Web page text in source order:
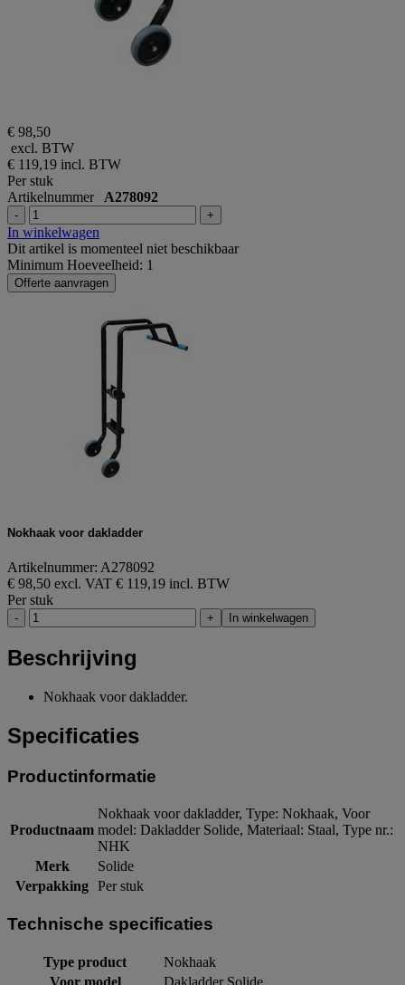
€ 98,50
excl. BTW
€ 119,19 incl. BTW
Per stuk
Artikelnummer A278092
- +
In winkelwagen
Dit artikel is momenteel niet beschikbaar
Minimum Hoeveelheid: 1
Offerte aanvragen
Nokhaak voor dakladder
Artikelnummer: A278092
€ 98,50 excl. VAT € 119,19 incl. BTW
Per stuk
- + In winkelwagen
Beschrijving
Nokhaak voor dakladder.
Specificaties
Productinformatie
Productnaam
Nokhaak voor dakladder, Type: Nokhaak, Voor
model: Dakladder Solide, Materiaal: Staal, Type nr.:
NHK
Merk
Solide
Verpakking Per stuk
Technische specificaties
Type product
Nokhaak
Voor model
Dakladder Solide